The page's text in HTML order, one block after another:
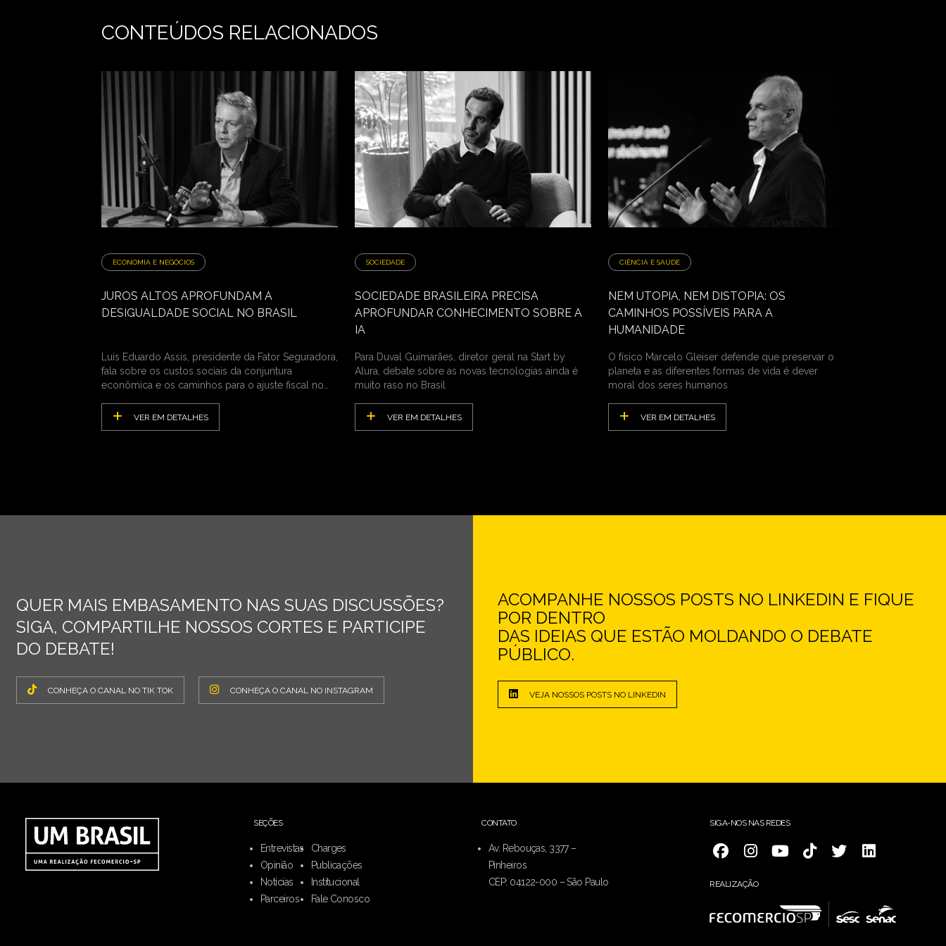
CONTEÚDOS RELACIONADOS
ECONOMIA E NEGÓCIOS
JUROS ALTOS APROFUNDAM A
DESIGUALDADE SOCIAL NO BRASIL
Luís Eduardo Assis, presidente da Fator Seguradora,
fala sobre os custos sociais da conjuntura
econômica e os caminhos para o ajuste fiscal no
VER EM DETALHES
SOCIEDADE
SOCIEDADE BRASILEIRA PRECISA
APROFUNDAR CONHECIMENTO SOBRE A
IA
Para Duval Guimarães, diretor geral na Start by
Alura, debate sobre as novas tecnologias ainda é
muito raso no Brasil
VER EM DETALHES
CIÊNCIA E SAÚDE
NEM UTOPIA, NEM DISTOPIA: OS
CAMINHOS POSSÍVEIS PARA A
HUMANIDADE
O físico Marcelo Gleiser defende que preservar o
planeta e as diferentes formas de vida é dever
moral dos seres humanos
VER EM DETALHES
QUER MAIS EMBASAMENTO NAS SUAS DISCUSSÕES?
SIGA, COMPARTILHE NOSSOS CORTES E PARTICIPE
DO DEBATE!
CONHEÇA O CANAL NO TIK TOK CONHEÇA O CANAL NO INSTAGRAM
ACOMPANHE NOSSOS POSTS NO LINKEDIN E FIQUE
POR DENTRO
DAS IDEIAS QUE ESTÃO MOLDANDO O DEBATE
PÚBLICO.
VEJA NOSSOS POSTS NO LINKEDIN
SEÇÕES
Entrevistas
Opinião
Notícias
Parceiros
Charges
Publicações
Institucional
Fale Conosco
CONTATO
Av. Rebouças, 3377 –
Pinheiros
CEP: 04122-000 – São Paulo
SIGA-NOS NAS REDES
REALIZAÇÃO